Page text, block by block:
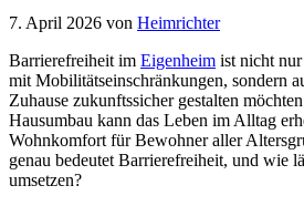
7. April 2026 von Heimrichter
Barrierefreiheit im Eigenheim ist nicht
mit Mobilitätseinschränkungen, sondern
Zuhause zukunftssicher gestalten
Hausumbau kann das Leben im Alltag
Wohnkomfort für Bewohner aller
genau bedeutet Barrierefreiheit, und wie
umsetzen?